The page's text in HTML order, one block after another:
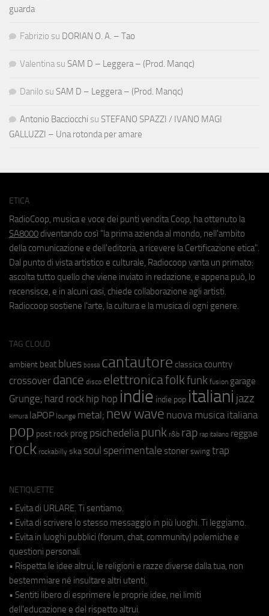
guarda
Fabrizio su DORIAN O. A. – Tao
Valentina su SAM D – Leggera – (Prod. Manqc)
Danilo su SAM D – Leggera – (Prod. Manqc)
Antonio Bacciocchi su STEFANO SPAZZI / IVANO MAGI
GALLUZZI – Una rotonda per amare
ETICA
RadioCoop, musica e voce dei punti vendita Coop, ha ottenuto la
SA8000 diventando così "la prima azienda al mondo, nell'ambito
della comunicazione e dell'editoria, a ricevere la Certificazione etica".
Dal punto di vista artistico e culturale, Radiocoop vanta un primato:
ascolta tutto quello che viene inviato in redazione, e appena può, lo
recensisce, e in alcuni casi, chiede collaborazione agli artisti.
Radiocoop sostiene l'arte, la cultura e la musica di ogni genere.
TAG CLOUD
ambient beat blues bossa cantautore classica country
crossover dance disco elettronicafolkfunk fusion garage
Grunge; hard rock hip hop indie indie pop italiani jazz
kimura laPOP lounge metal; new wave nuova musica italiana
pop post rock prog psichedeliapunk r&b rap rap italiano reggae
rock rockabilly ska soul sperimentale stoner swing trap
NETIQUETTE
• Evita di URLARE. Ti sentiamo.
• Evita di scrivere lo stesso messaggio in più luoghi. Ti leggiamo.
• Evita in luoghi pubblici (forum, chat, community) polemiche e
questioni personali.
• Rispetta le idee altrui, le religioni e razze diverse dalla tua, non
bestemmiare né insultare altri utenti.
• Sentiti libero di esprimere le proprie idee, nei limiti
dell'educazione e del rispetto altrui.